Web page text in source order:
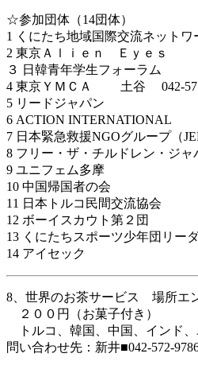
☆参加団体（14団体）
1 くにたち地域国際交流ネット
2 東京Ａｌｉｅｎ Ｅｙｅｓ
３ 日韓青年学生フォーラム
4 東京ＹＭＣＡ 土谷 042-
5 リードジャパン
6 ACTION
7 日本緊急救援NGOグルー
8 フリー・ザ・チルドレン
9 ユニフェム多摩
10 中国帰国者の会
11 日本トルコ民間交流
12 ボーイスカウト第
13 くにたちスポーツ少年団
14 アイセック 事
8、世界のお茶サービス 場所
２００円（お菓子付き）
トルコ、韓国、中国、インド、
問い合わせ先：新井■042-572-